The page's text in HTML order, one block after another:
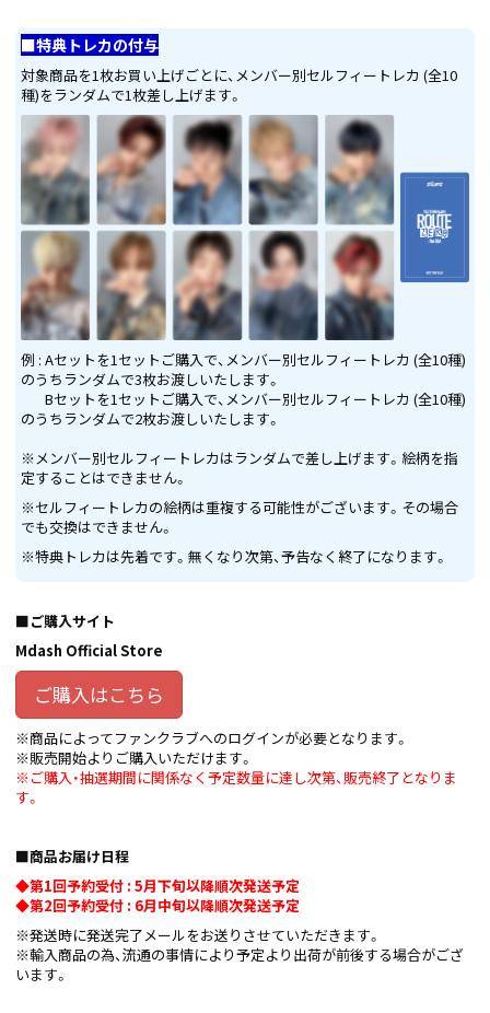
■特典トレカの付与
対象商品を1枚お買い上げごとに、メンバー別セルフィートレカ (全10
種)をランダムで1枚差し上げます。
例 : Aセットを1セットご購入で、メンバー別セルフィートレカ (全10種)
のうちランダムで3枚お渡しいたします。
Bセットを1セットご購入で、メンバー別セルフィートレカ (全10種)
のうちランダムで2枚お渡しいたします。
※メンバー別セルフィートレカはランダムで差し上げます。絵柄を指
定することはできません。
※セルフィートレカの絵柄は重複する可能性がございます。その場合
でも交換はできません。
※特典トレカは先着です。無くなり次第、予告なく終了になります。
■ご購入サイト
Mdash Official Store
ご購入はこちら
※商品によってファンクラブへのログインが必要となります。
※販売開始よりご購入いただけます。
※ご購入・抽選期間に関係なく予定数量に達し次第、販売終了となりま
す。
■商品お届け日程
◆第1回予約受付 : 5月下旬以降順次発送予定
◆第2回予約受付 : 6月中旬以降順次発送予定
※発送時に発送完了メールをお送りさせていただきます。
※輸入商品の為、流通の事情により予定より出荷が前後する場合がござ
います。